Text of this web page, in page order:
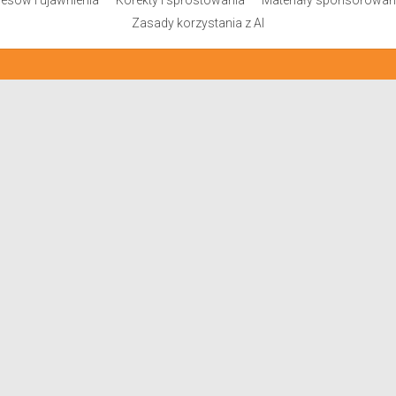
Zasady korzystania z AI